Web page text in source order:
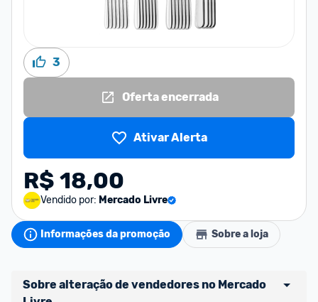
3
Oferta encerrada
Ativar Alerta
R$ 18,00
Vendido por: Mercado Livre
Informações da promoção Sobre a loja
Sobre alteração de vendedores no Mercado